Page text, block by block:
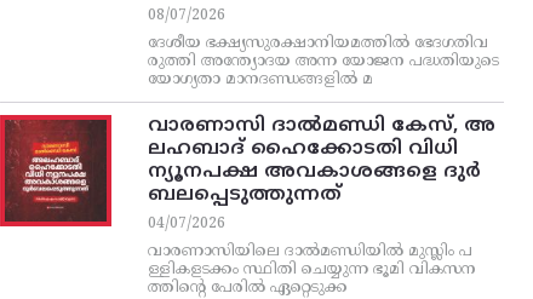
08/07/2026
ദേശീയ ഭക്ഷ്യസുരക്ഷാനിയമത്തിൽ ഭേദഗതിവ
രുത്തി അന്ത്യോദയ അന്ന യോജന പദ്ധതിയുടെ
യോഗ്യതാ മാനദണ്ഡങ്ങളിൽ മ
വാരണാസി ദാൽമണ്ഡി കേസ്, അ
ലഹബാദ് ഹൈക്കോടതി വിധി
ന്യൂനപക്ഷ അവകാശങ്ങളെ ദുർ
ബലപ്പെടുത്തുന്നത്
04/07/2026
വാരണാസിയിലെ ദാൽമണ്ഡിയിൽ മുസ്ലിം പ
ള്ളികളടക്കം സ്ഥിതി ചെയ്യുന്ന ഭൂമി വികസന
ത്തിന്റെ പേരിൽ ഏറ്റെടുക്ക